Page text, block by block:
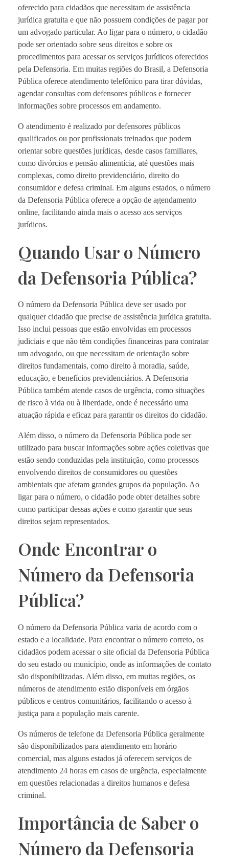
oferecido para cidadãos que necessitam de assistência
jurídica gratuita e que não possuem condições de pagar por
um advogado particular. Ao ligar para o número, o cidadão
pode ser orientado sobre seus direitos e sobre os
procedimentos para acessar os serviços jurídicos oferecidos
pela Defensoria. Em muitas regiões do Brasil, a Defensoria
Pública oferece atendimento telefônico para tirar dúvidas,
agendar consultas com defensores públicos e fornecer
informações sobre processos em andamento.
O atendimento é realizado por defensores públicos
qualificados ou por profissionais treinados que podem
orientar sobre questões jurídicas, desde casos familiares,
como divórcios e pensão alimentícia, até questões mais
complexas, como direito previdenciário, direito do
consumidor e defesa criminal. Em alguns estados, o número
da Defensoria Pública oferece a opção de agendamento
online, facilitando ainda mais o acesso aos serviços
jurídicos.
Quando Usar o Número
da Defensoria Pública?
O número da Defensoria Pública deve ser usado por
qualquer cidadão que precise de assistência jurídica gratuita.
Isso inclui pessoas que estão envolvidas em processos
judiciais e que não têm condições financeiras para contratar
um advogado, ou que necessitam de orientação sobre
direitos fundamentais, como direito à moradia, saúde,
educação, e benefícios previdenciários. A Defensoria
Pública também atende casos de urgência, como situações
de risco à vida ou à liberdade, onde é necessário uma
atuação rápida e eficaz para garantir os direitos do cidadão.
Além disso, o número da Defensoria Pública pode ser
utilizado para buscar informações sobre ações coletivas que
estão sendo conduzidas pela instituição, como processos
envolvendo direitos de consumidores ou questões
ambientais que afetam grandes grupos da população. Ao
ligar para o número, o cidadão pode obter detalhes sobre
como participar dessas ações e como garantir que seus
direitos sejam representados.
Onde Encontrar o
Número da Defensoria
Pública?
O número da Defensoria Pública varia de acordo com o
estado e a localidade. Para encontrar o número correto, os
cidadãos podem acessar o site oficial da Defensoria Pública
do seu estado ou município, onde as informações de contato
são disponibilizadas. Além disso, em muitas regiões, os
números de atendimento estão disponíveis em órgãos
públicos e centros comunitários, facilitando o acesso à
justiça para a população mais carente.
Os números de telefone da Defensoria Pública geralmente
são disponibilizados para atendimento em horário
comercial, mas alguns estados já oferecem serviços de
atendimento 24 horas em casos de urgência, especialmente
em questões relacionadas a direitos humanos e defesa
criminal.
Importância de Saber o
Número da Defensoria